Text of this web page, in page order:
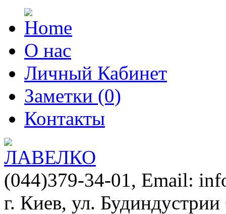
О нас
Личный Кабинет
Заметки (0)
Контакты
(044)379-34-01, Email:
г. Киев, ул. Будиндустрии